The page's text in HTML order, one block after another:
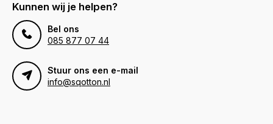
Kunnen wij je helpen?
Bel ons
085 877 07 44
Stuur ons een e-mail
info@sqotton.nl